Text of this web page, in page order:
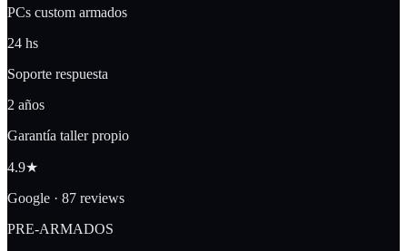
PCs custom armados
24 hs
Soporte respuesta
2 años
Garantía taller propio
4.9★
Google · 87 reviews
PRE-ARMADOS